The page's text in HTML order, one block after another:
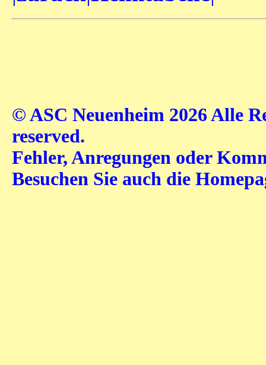
© ASC Neuenheim 2026 Alle
reserved.
Fehler, Anregungen oder
Besuchen Sie auch die